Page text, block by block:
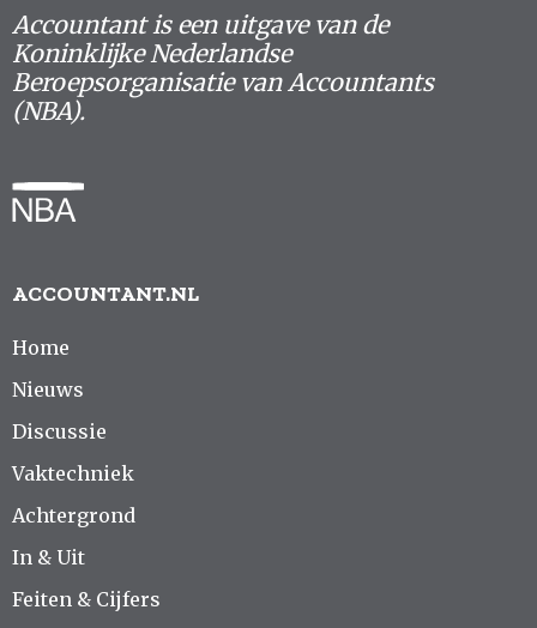
Accountant is een uitgave van de
Koninklijke Nederlandse
Beroepsorganisatie van Accountants
(NBA).
ACCOUNTANT.NL
Home
Nieuws
Discussie
Vaktechniek
Achtergrond
In & Uit
Feiten & Cijfers